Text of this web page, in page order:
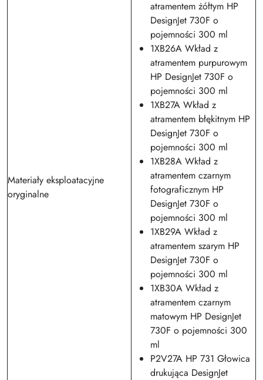
Materiały eksploatacyjne
oryginalne
atramentem żółtym HP
DesignJet 730F o
pojemności 300 ml
1XB26A Wkład z
atramentem purpurowym
HP DesignJet 730F o
pojemności 300 ml
1XB27A Wkład z
atramentem błękitnym HP
DesignJet 730F o
pojemności 300 ml
1XB28A Wkład z
atramentem czarnym
fotograficznym HP
DesignJet 730F o
pojemności 300 ml
1XB29A Wkład z
atramentem szarym HP
DesignJet 730F o
pojemności 300 ml
1XB30A Wkład z
atramentem czarnym
matowym HP DesignJet
730F o pojemności 300
ml
P2V27A HP 731 Głowica
drukująca DesignJet